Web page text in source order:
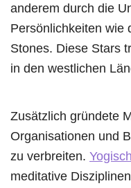
anderem durch die
Persönlichkeiten wie
Stones. Diese Stars
in den westlichen
Zusätzlich gründete
Organisationen und
zu verbreiten.
meditative